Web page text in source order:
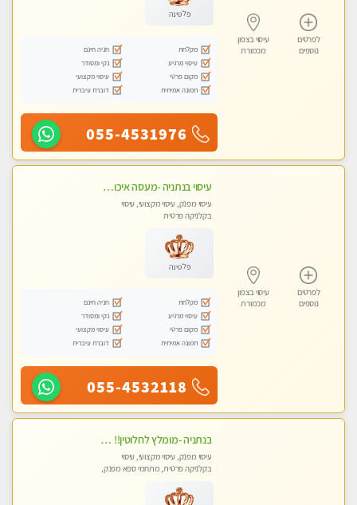
לפרטים
נוספים
עיסוי בצפון
מכמורת
פלטינה
מקלחת
חניה חינם
עיסוי מרגיע
נקי ומסודר
מקום פרטי
עיסוי מקצועי
תמונה אמיתית
דוברת עיברית
055-4531976
לפרטים
נוספים
עיסוי בצפון
מכמורת
עיסוי בנתניה -מעסה איכותית מקצועית ומפנקת בנתניה
עיסוי מפנק, עיסוי מקצועי, עיסוי
בקלניקה פרטית
פלטינה
מקלחת
חניה חינם
עיסוי מרגיע
נקי ומסודר
מקום פרטי
עיסוי מקצועי
תמונה אמיתית
דוברת עיברית
055-4532118
בנתניה -מומלץ לחלוטין!! כל סוגי העיסויים מעסה מקצועית ואיכותית פרטי!!!
עיסוי מפנק, עיסוי מקצועי, עיסוי
בקלניקה פרטית, מתחמי ספא מפנק,